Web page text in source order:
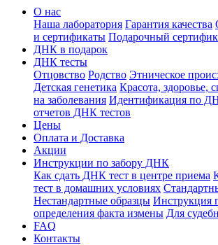
О нас
Наша лаборатория Гарантия качества
и сертификаты Подарочный
ДНК в подарок
ДНК тесты
Отцовство Родство Этническое
Детская генетика Красота, здоровье,
на заболевания Идентификация по
отчетов ДНК тестов
Цены
Оплата и Доставка
Акции
Инструкции по забору ДНК
Как сдать ДНК тест в центре приема
тест в домашних условиях
Нестандартные образцы Инструкция
определения факта измены Для
FAQ
Контакты